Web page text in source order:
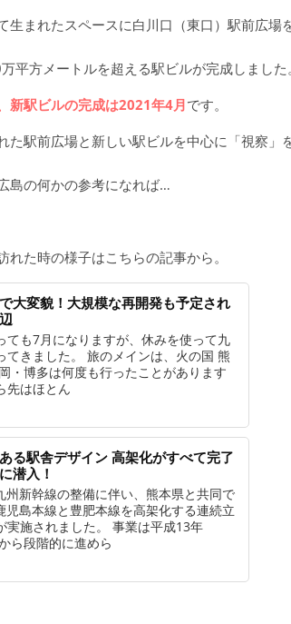
生まれたスペースに白川口（東口）駅前広場
平方メートルを超える駅ビルが完成しました。
新駅ビルの完成は2021年4月です。
た駅前広場と新しい駅ビルを中心に「視察」
島の何かの参考になれば…
た時の様子はこちらの記事から。
大変貌！大規模な再開発も予定され
ても7月になりますが、休みを使って九
てきました。 旅のメインは、火の国 熊
・博多は何度も行ったことがあります
先はほとん
る駅舎デザイン 高架化がすべて完了
潜入！
州新幹線の整備に伴い、熊本県と共同で
児島本線と豊肥本線を高架化する連続立
実施されました。 事業は平成13年
ら段階的に進めら